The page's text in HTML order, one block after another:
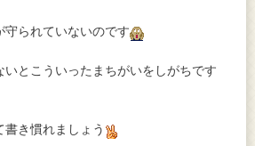
守られていないのです
いとこういったまちがいをしがちです
き慣れましょう